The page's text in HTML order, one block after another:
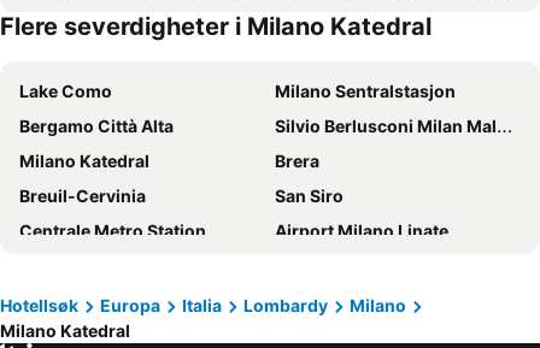
Glam Milano
ibis Milano Centro
Hotel Centrale
Quark Hotel Milano
B&B Hotel Milano Central Station
Milan Suite Hotel
J24 Hotel Milano
Joy 124 Hotel Milano
Hotel Dei Cavalieri Milano Duomo
21 House of Stories Navigli
Voco Milan - Fiere By Ihg
iH Hotels Milano Lorenteggio
UNA Hotels Galles Milano
iH Hotels Milano Ambasciatori
B&B HOTEL Milano San Siro
Flere severdigheter i Milano Katedral
Lake Como
Milano Sentralstasjon
Bergamo Città Alta
Silvio Berlusconi Milan Malpensa Airport
Milano Katedral
Brera
Breuil-Cervinia
San Siro
Centrale Metro Station
Airport Milano Linate
Luzerner Rathaus
Lago d' Iseo
Navigli
Hotellsøk Europa Italia Lombardy
Milano
Milano Katedral